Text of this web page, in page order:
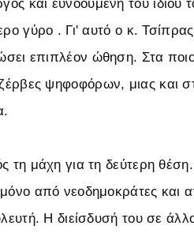
και ευνοούμενη του ίδιου
γύρο . Γι' αυτό ο κ.
επιπλέον ώθηση. Στα
ψηφοφόρων, μιας και
μάχη για τη δεύτερη θέση.
από νεοδημοκράτες και
Η διείσδυσή του σε